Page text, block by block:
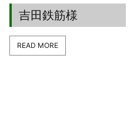
吉田鉄筋様
READ MORE